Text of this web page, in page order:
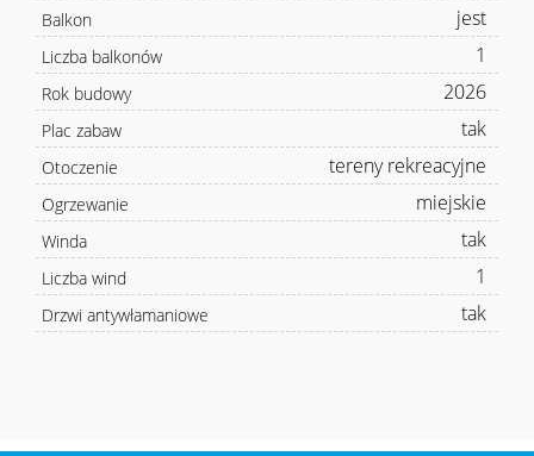
Balkon jest
Liczba balkonów 1
Rok budowy 2026
Plac zabaw tak
Otoczenie tereny rekreacyjne
Ogrzewanie miejskie
Winda tak
Liczba wind 1
Drzwi antywłamaniowe tak